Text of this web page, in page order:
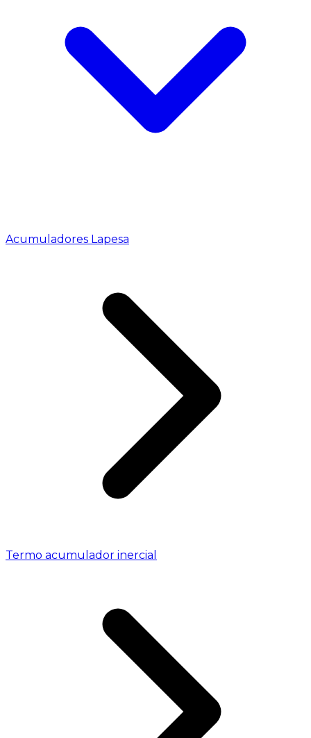
Acumuladores Lapesa
Termo acumulador inercial